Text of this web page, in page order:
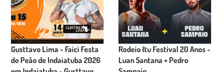
Gusttavo Lima - Faici Festa
do Peão de Indaiatuba 2026
Rodeio Itu Festival 20 Anos -
Luan Santana + Pedro